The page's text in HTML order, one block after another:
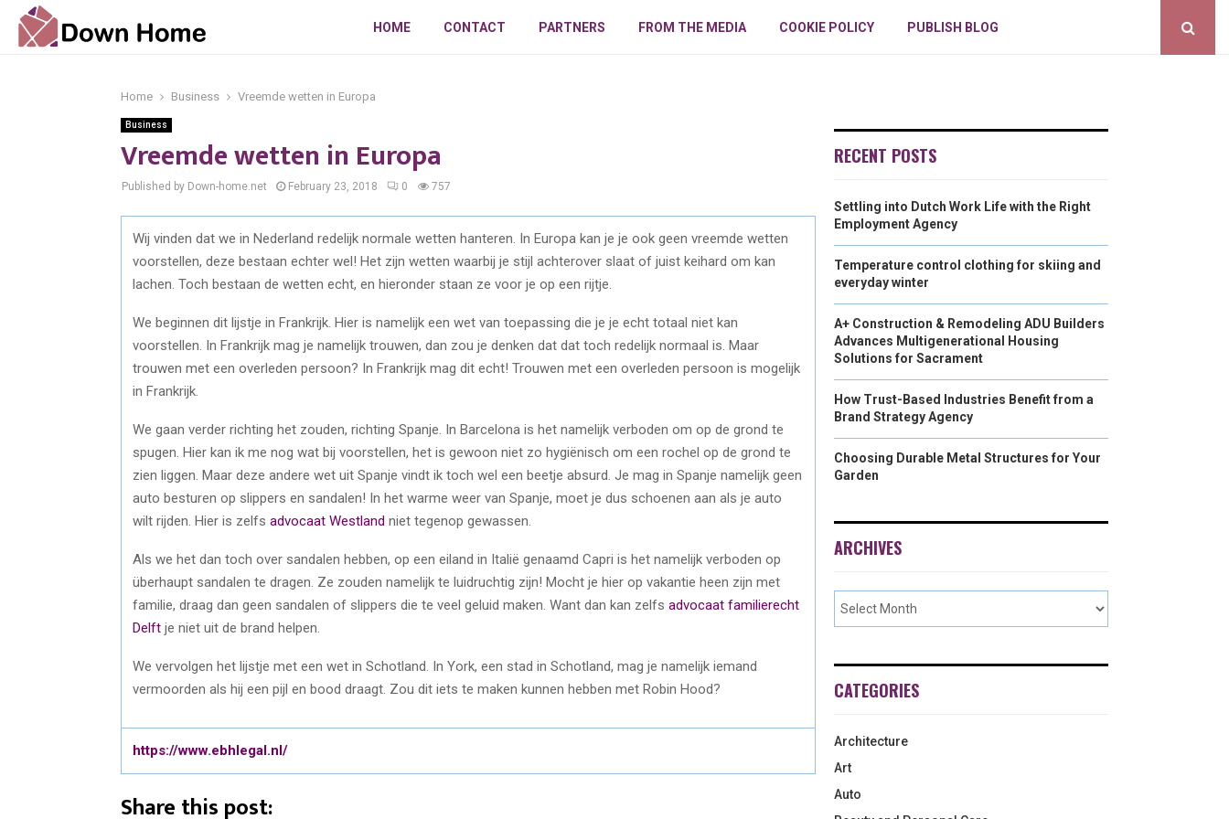
HOME CONTACT PARTNERS FROM THE MEDIA COOKIE POLICY PUBLISH BLOG
Home Business Vreemde wetten in Europa
Business
Vreemde wetten in Europa
Published by Down-home.net February 23, 2018 0 757
Wij vinden dat we in Nederland redelijk normale wetten hanteren. In Europa kan je je ook geen vreemde wetten
voorstellen, deze bestaan echter wel! Het zijn wetten waarbij je stijl achterover slaat of juist keihard om kan
lachen. Toch bestaan de wetten echt, en hieronder staan ze voor je op een rijtje.
We beginnen dit lijstje in Frankrijk. Hier is namelijk een wet van toepassing die je je echt totaal niet kan
voorstellen. In Frankrijk mag je namelijk trouwen, dan zou je denken dat dat toch redelijk normaal is. Maar
trouwen met een overleden persoon? In Frankrijk mag dit echt! Trouwen met een overleden persoon is mogelijk
in Frankrijk.
We gaan verder richting het zouden, richting Spanje. In Barcelona is het namelijk verboden om op de grond te
spugen. Hier kan ik me nog wat bij voorstellen, het is gewoon niet zo hygiënisch om een rochel op de grond te
zien liggen. Maar deze andere wet uit Spanje vindt ik toch wel een beetje absurd. Je mag in Spanje namelijk geen
auto besturen op slippers en sandalen! In het warme weer van Spanje, moet je dus schoenen aan als je auto
wilt rijden. Hier is zelfs advocaat Westland niet tegenop gewassen.
Als we het dan toch over sandalen hebben, op een eiland in Italië genaamd Capri is het namelijk verboden op
überhaupt sandalen te dragen. Ze zouden namelijk te luidruchtig zijn! Mocht je hier op vakantie heen zijn met
familie, draag dan geen sandalen of slippers die te veel geluid maken. Want dan kan zelfs advocaat familierecht
Delft je niet uit de brand helpen.
We vervolgen het lijstje met een wet in Schotland. In York, een stad in Schotland, mag je namelijk iemand
vermoorden als hij een pijl en bood draagt. Zou dit iets te maken kunnen hebben met Robin Hood?
https://www.ebhlegal.nl/
Share this post:
RECENT POSTS
Settling into Dutch Work Life with the Right
Employment Agency
Temperature control clothing for skiing and
everyday winter
A+ Construction & Remodeling ADU Builders
Advances Multigenerational Housing
Solutions for Sacrament
How Trust-Based Industries Benefit from a
Brand Strategy Agency
Choosing Durable Metal Structures for Your
Garden
ARCHIVES
CATEGORIES
Architecture
Art
Auto